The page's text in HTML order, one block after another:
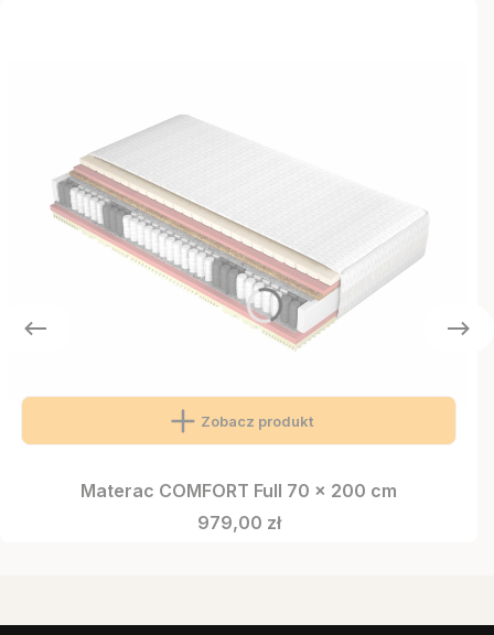
Zobacz produkt
Materac COMFORT Full 70 x 200 cm
Cena
979,00 zł